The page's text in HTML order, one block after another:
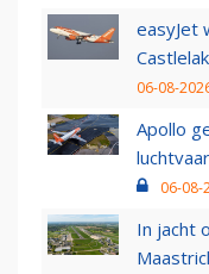
easyJet
06-08-
Apollo
06-08-
In jacht